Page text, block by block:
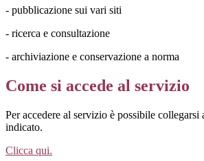
- pubblicazione sui vari siti
- ricerca e consultazione
- archiviazione e conservazione a norma
Come si accede al servizio
Per accedere al servizio è possibile
indicato.
Clicca qui.